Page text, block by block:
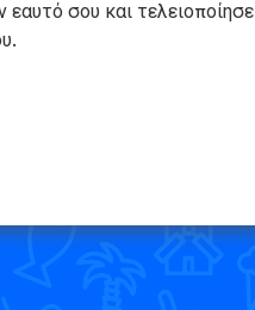
εαυτό σου και τελειοποίησε